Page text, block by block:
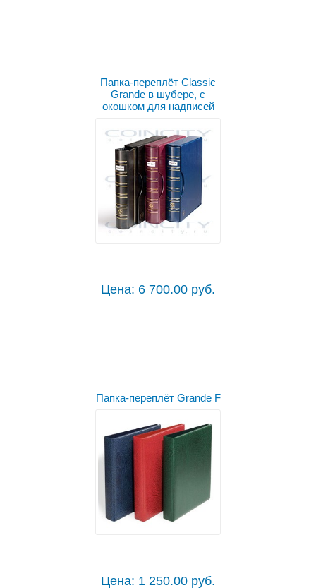
Папка-переплёт Classic
Grande в шубере, с
окошком для надписей
Цена: 6 700.00 руб.
Папка-переплёт Grande F
Цена: 1 250.00 руб.